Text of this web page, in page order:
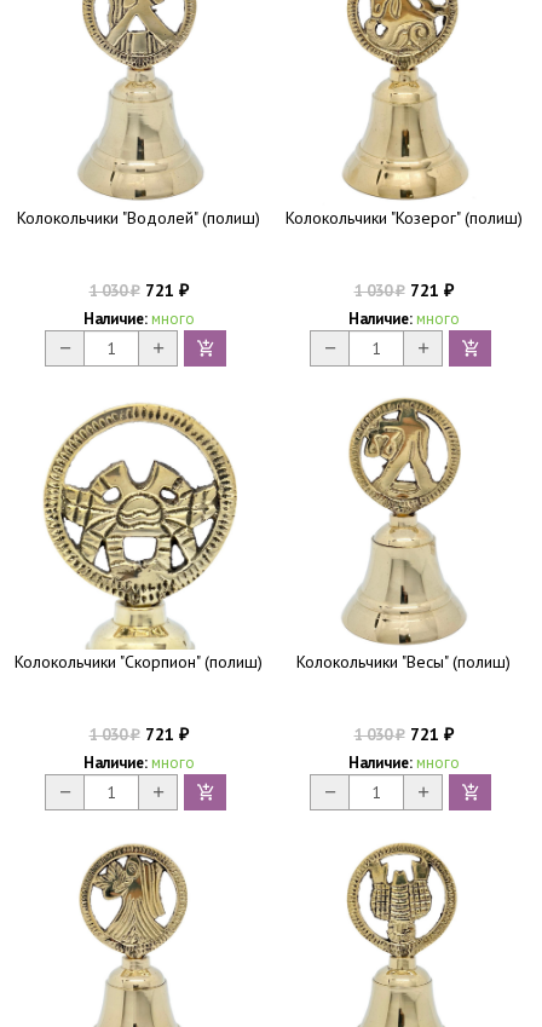
Колокольчики "Водолей" (полиш)
1 030₽721 ₽
Наличие: много
Колокольчики "Козерог" (полиш)
1 030₽721 ₽
Наличие: много
Колокольчики "Скорпион" (полиш)
1 030₽721 ₽
Наличие: много
Колокольчики "Весы" (полиш)
1 030₽721 ₽
Наличие: много